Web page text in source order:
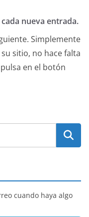
nueva entrada.
Simplemente
sitio, no hace falta
en el botón
cuando haya algo